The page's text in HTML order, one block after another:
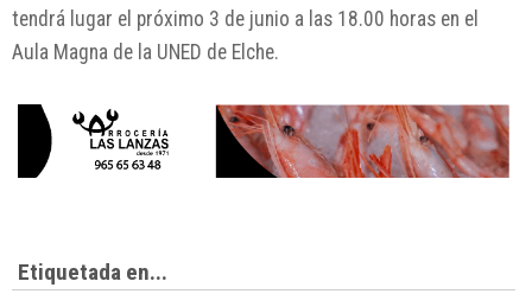
tendrá lugar el próximo 3 de junio a las 18.00 horas en el
Aula Magna de la UNED de Elche.
Etiquetada en...